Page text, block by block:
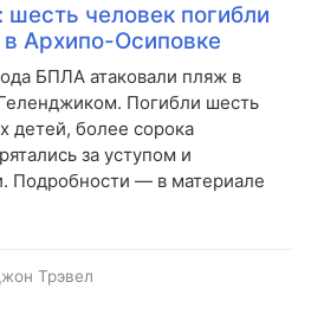
человек погибли
Архипо-Осиповке
БПЛА атаковали пляж в
Погибли шесть
детей, более сорока
за уступом и
Подробности — в материале
Трэвел